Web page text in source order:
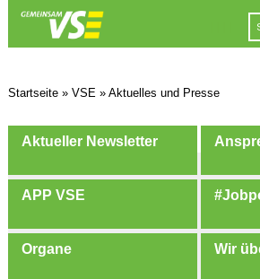
Startseite» VSE » Aktuelles und Presse
Aktueller Newsletter
APP VSE
Organe Wir